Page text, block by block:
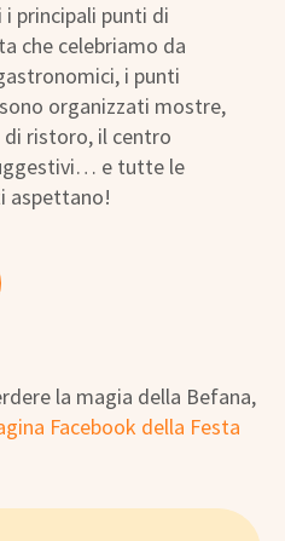
principali punti di
che celebriamo da
i punti
organizzati mostre,
ristoro, il centro
e tutte le
aspettano!
la magia della Befana,
Facebook della Festa